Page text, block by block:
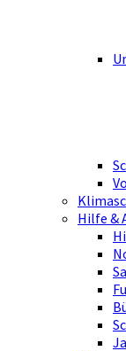
Hilfe &